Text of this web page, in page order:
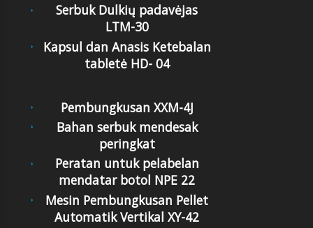
Serbuk Dulkių padavėjas
LTM-30
Kapsul dan Anasis Ketebalan
tabletė HD- 04
Pembungkusan XXM-4J
Bahan serbuk mendesak
peringkat
Peratan untuk pelabelan
mendatar botol NPE 22
Mesin Pembungkusan Pellet
Automatik Vertikal XY-42